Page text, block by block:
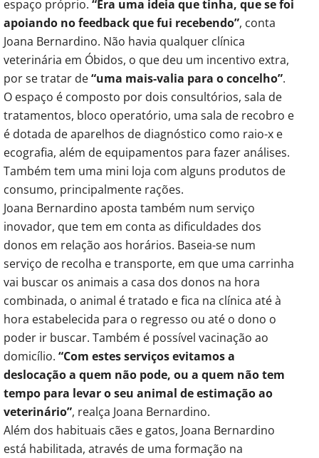
espaço próprio. “Era uma ideia que tinha, que se foi
apoiando no feedback que fui recebendo”, conta
Joana Bernardino. Não havia qualquer clínica
veterinária em Óbidos, o que deu um incentivo extra,
por se tratar de“uma mais-valia para o concelho”.
O espaço é composto por dois consultórios, sala de
tratamentos, bloco operatório, uma sala de recobro e
é dotada de aparelhos de diagnóstico como raio-x e
ecografia, além de equipamentos para fazer análises.
Também tem uma mini loja com alguns produtos de
consumo, principalmente rações.
Joana Bernardino aposta também num serviço
inovador, que tem em conta as dificuldades dos
donos em relação aos horários. Baseia-se num
serviço de recolha e transporte, em que uma carrinha
vai buscar os animais a casa dos donos na hora
combinada, o animal é tratado e fica na clínica até à
hora estabelecida para o regresso ou até o dono o
poder ir buscar. Também é possível vacinação ao
domicílio. “Com estes serviços evitamos a
deslocação a quem não pode, ou a quem não tem
tempo para levar o seu animal de estimação ao
veterinário”, realça Joana Bernardino.
Além dos habituais cães e gatos, Joana Bernardino
está habilitada, através de uma formação na